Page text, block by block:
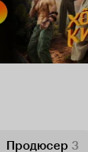
Продюсер 3